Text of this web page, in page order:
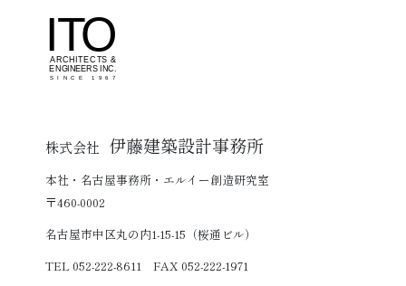
株式会社 伊藤建築設計事務所
本社・名古屋事務所・エルイー創造研究室
〒460-0002
名古屋市中区丸の内1-15-15（桜通ビル）
TEL 052-222-8611 FAX 052-222-1971